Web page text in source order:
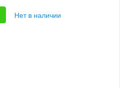
Нет в наличии